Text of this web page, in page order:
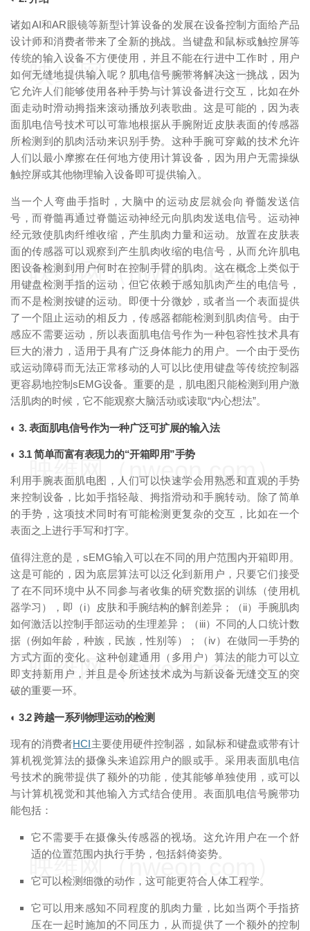
诸如AI和AR眼镜等新型计算设备的发展在设备控制方面给产品
设计师和消费者带来了全新的挑战。当键盘和鼠标或触控屏等
传统的输入设备不方便使用，并且不能在行进中工作时，用户
如何无缝地提供输入呢？肌电信号腕带将解决这一挑战，因为
它允许人们能够使用各种手势与计算设备进行交互，比如在外
面走动时滑动拇指来滚动播放列表歌曲。这是可能的，因为表
面肌电信号技术可以可靠地根据从手腕附近皮肤表面的传感器
所检测到的肌肉活动来识别手势。这种手腕可穿戴的技术允许
人们以最小摩擦在任何地方使用计算设备，因为用户无需操纵
触控屏或其他物理输入设备即可提供输入。
当一个人弯曲手指时，大脑中的运动皮层就会向脊髓发送信
号，而脊髓再通过脊髓运动神经元向肌肉发送电信号。运动神
经元致使肌肉纤维收缩，产生肌肉力量和运动。放置在皮肤表
面的传感器可以观察到产生肌肉收缩的电信号，从而允许肌电
图设备检测到用户何时在控制手臂的肌肉。这在概念上类似于
用键盘检测手指的运动，但它依赖于感知肌肉产生的电信号，
而不是检测按键的运动。即便十分微妙，或者当一个表面提供
了一个阻止运动的相反力，传感器都能检测到肌肉信号。由于
感应不需要运动，所以表面肌电信号作为一种包容性技术具有
巨大的潜力，适用于具有广泛身体能力的用户。一个由于受伤
或运动障碍而无法正常移动的人可以比使用键盘等传统控制器
更容易地控制sEMG设备。重要的是，肌电图只能检测到用户激
活肌肉的时候，它不能观察大脑活动或读取“内心想法”。
◐ 3. 表面肌电信号作为一种广泛可扩展的输入法
◐ 3.1 简单而富有表现力的“开箱即用”手势
利用手腕表面肌电图，人们可以快速学会用熟悉和直观的手势
来控制设备，比如手指轻敲、拇指滑动和手腕转动。除了简单
的手势，这项技术同时有可能检测更复杂的交互，比如在一个
表面之上进行手写和打字。
值得注意的是，sEMG输入可以在不同的用户范围内开箱即用。
这是可能的，因为底层算法可以泛化到新用户，只要它们接受
了在不同环境中从不同参与者收集的研究数据的训练（使用机
器学习），即（i）皮肤和手腕结构的解剖差异；（ii）手腕肌肉
如何激活以控制手部运动的生理差异；（iii）不同的人口统计数
据（例如年龄，种族，民族，性别等）；（iv）在做同一手势的
方式方面的变化。这种创建通用（多用户）算法的能力可以立
即支持新用户，并且是令所述技术成为与新设备无缝交互的突
破的重要一环。
◐ 3.2 跨越一系列物理运动的检测
现有的消费者HCI主要使用硬件控制器，如鼠标和键盘或带有计
算机视觉算法的摄像头来追踪用户的眼或手。采用表面肌电信
号技术的腕带提供了额外的功能，使其能够单独使用，或可以
与计算机视觉和其他输入方式结合使用。表面肌电信号腕带功
能包括：
它不需要手在摄像头传感器的视场。这允许用户在一个舒
适的位置范围内执行手势，包括斜倚姿势。
它可以检测细微的动作，这可能更符合人体工程学。
它可以用来感知不同程度的肌肉力量，比如当两个手指挤
压在一起时施加的不同压力，从而提供了一个额外的控制
映维网（nweon.com）
映维网（nweon.com）
映维网（nweon.com）
映维网（nweon.com）
映维网（nweon.com）